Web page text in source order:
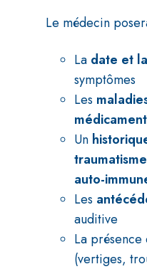
Le médecin
La date et
symptômes
Les
Un
auto-
Les
auditive
La présence
(vertiges,